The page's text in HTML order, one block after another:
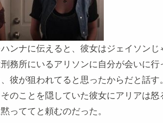
ンナに伝えると、彼女はジェイソン
務所にいるアリソンに自分が会いに
彼が狙われてると思ったからだと話
そのことを隠していた彼女にアリアは
っててと頼むのだった。